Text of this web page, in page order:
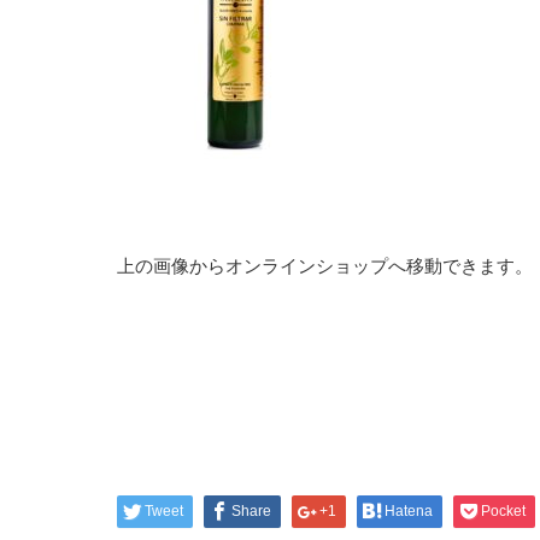
上の画像からオンラインショップへ移動できます。
Tweet Share +1 Hatena Pocket